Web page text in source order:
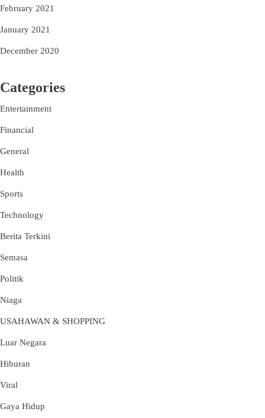
February 2021
January 2021
December 2020
Categories
Entertainment
Financial
General
Health
Sports
Technology
Berita Terkini
Semasa
Politik
Niaga
USAHAWAN & SHOPPING
Luar Negara
Hiburan
Viral
Gaya Hidup